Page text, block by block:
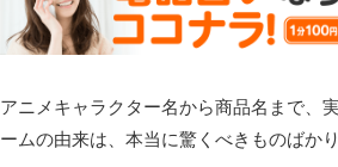
アニメキャラクター名から商品名まで、
ームの由来は、本当に驚くべきものばかり